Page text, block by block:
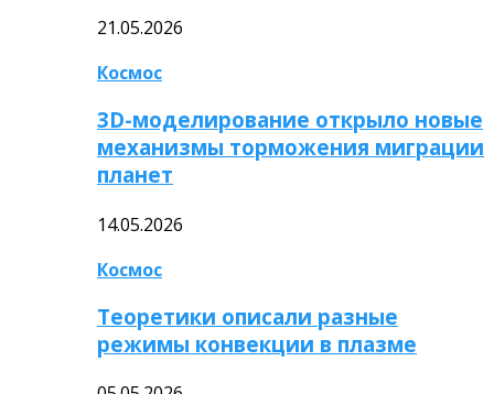
21.05.2026
Космос
3D-моделирование открыло новые
механизмы торможения миграции
планет
14.05.2026
Космос
Теоретики описали разные
режимы конвекции в плазме